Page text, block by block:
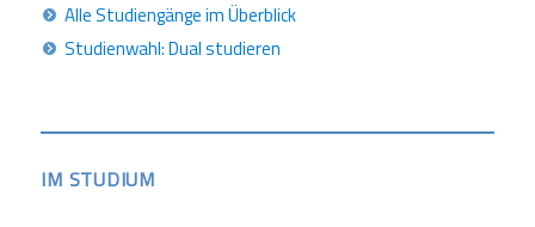
Alle Studiengänge im Überblick
Studienwahl: Dual studieren
IM STUDIUM